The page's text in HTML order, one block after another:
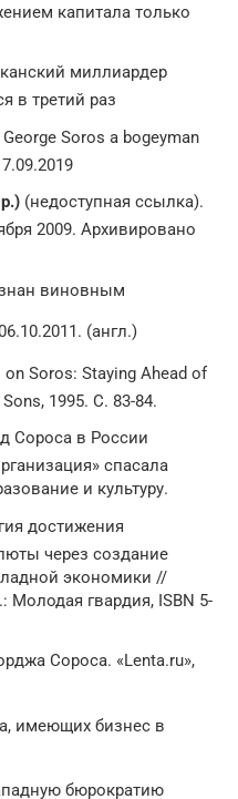
капитала только
миллиардер
в третий раз
Soros a bogeyman
(недоступная ссылка).
2009. Архивировано
виновным
(англ.)
Soros: Staying Ahead of
1995. С. 83-84.
Сороса в России
спасала
и культуру.
достижения
через создание
экономики //
гвардия, ISBN 5-
Сороса. «Lenta.ru»,
имеющих бизнес в
бюрократию